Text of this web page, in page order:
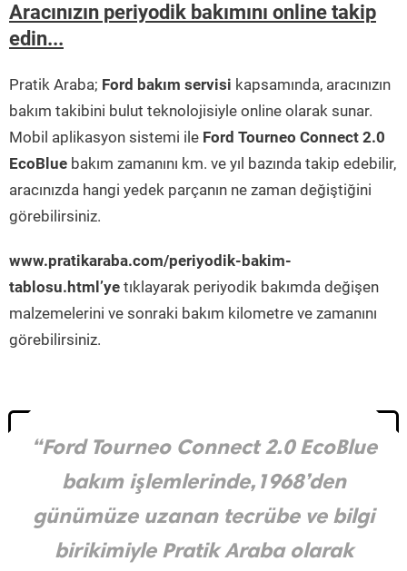
Aracınızın periyodik bakımını online takip
edin...
Pratik Araba; Ford bakım servisi kapsamında, aracınızın
bakım takibini bulut teknolojisiyle online olarak sunar.
Mobil aplikasyon sistemi ile Ford Tourneo Connect 2.0
EcoBlue bakım zamanını km. ve yıl bazında takip edebilir,
aracınızda hangi yedek parçanın ne zaman değiştiğini
görebilirsiniz.
www.pratikaraba.com/periyodik-bakim-
tablosu.html’ye tıklayarak periyodik bakımda değişen
malzemelerini ve sonraki bakım kilometre ve zamanını
görebilirsiniz.
“Ford Tourneo Connect 2.0 EcoBlue
bakım işlemlerinde,1968’den
günümüze uzanan tecrübe ve bilgi
birikimiyle Pratik Araba olarak